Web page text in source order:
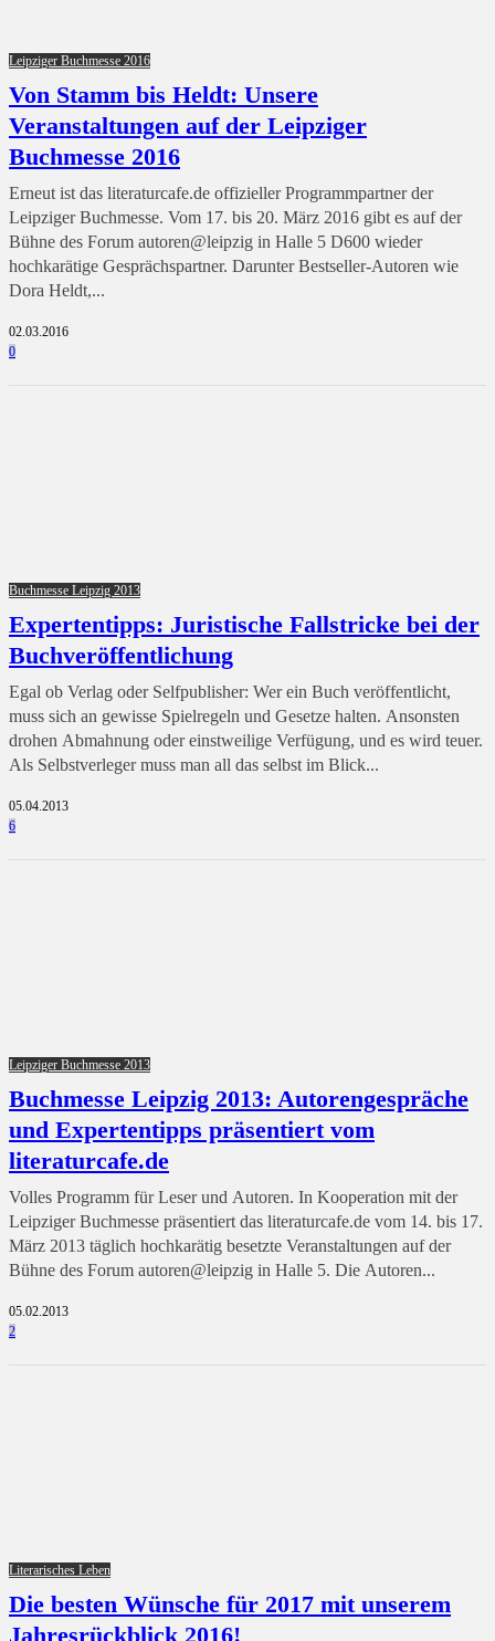
Leipziger Buchmesse 2016
Von Stamm bis Heldt: Unsere
Veranstaltungen auf der Leipziger
Buchmesse 2016
Erneut ist das literaturcafe.de offizieller Programmpartner der
Leipziger Buchmesse. Vom 17. bis 20. März 2016 gibt es auf der
Bühne des Forum autoren@leipzig in Halle 5 D600 wieder
hochkarätige Gesprächspartner. Darunter Bestseller-Autoren wie
Dora Heldt,...
02.03.2016
0
Buchmesse Leipzig 2013
Expertentipps: Juristische Fallstricke bei der
Buchveröffentlichung
Egal ob Verlag oder Selfpublisher: Wer ein Buch veröffentlicht,
muss sich an gewisse Spielregeln und Gesetze halten. Ansonsten
drohen Abmahnung oder einstweilige Verfügung, und es wird teuer.
Als Selbstverleger muss man all das selbst im Blick...
05.04.2013
6
Leipziger Buchmesse 2013
Buchmesse Leipzig 2013: Autorengespräche
und Expertentipps präsentiert vom
literaturcafe.de
Volles Programm für Leser und Autoren. In Kooperation mit der
Leipziger Buchmesse präsentiert das literaturcafe.de vom 14. bis 17.
März 2013 täglich hochkarätig besetzte Veranstaltungen auf der
Bühne des Forum autoren@leipzig in Halle 5. Die Autoren...
05.02.2013
2
Literarisches Leben
Die besten Wünsche für 2017 mit unserem
Jahresrückblick 2016!